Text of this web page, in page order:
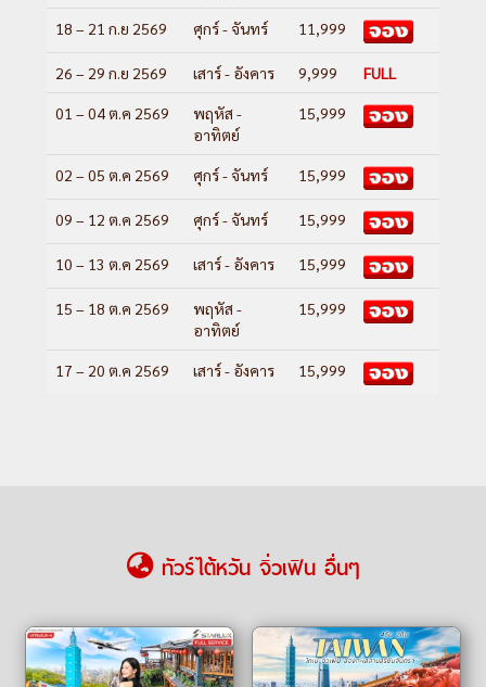
18 – 21 ก.ย 2569 ศุกร์ - จันทร์ 11,999
26 – 29 ก.ย 2569 เสาร์ - อังคาร 9,999 FULL
01 – 04 ต.ค 2569
พฤหัส -
อาทิตย์
15,999
02 – 05 ต.ค 2569 ศุกร์ - จันทร์ 15,999
09 – 12 ต.ค 2569 ศุกร์ - จันทร์ 15,999
10 – 13 ต.ค 2569 เสาร์ - อังคาร 15,999
15 – 18 ต.ค 2569
พฤหัส -
อาทิตย์
15,999
17 – 20 ต.ค 2569 เสาร์ - อังคาร 15,999
ทัวร์ไต้หวัน จิ่วเฟิน อื่นๆ